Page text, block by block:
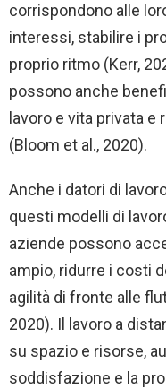
corrispondono alle
interessi, stabilire i
proprio ritmo (Kerr,
possono anche
lavoro e vita privata
(Bloom et al., 2020).
Anche i datori di
questi modelli di
aziende possono
ampio, ridurre i costi
agilità di fronte alle
2020). Il lavoro a
su spazio e risorse,
soddisfazione e la